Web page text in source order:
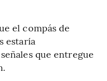
el compás de
estaría
que entregue